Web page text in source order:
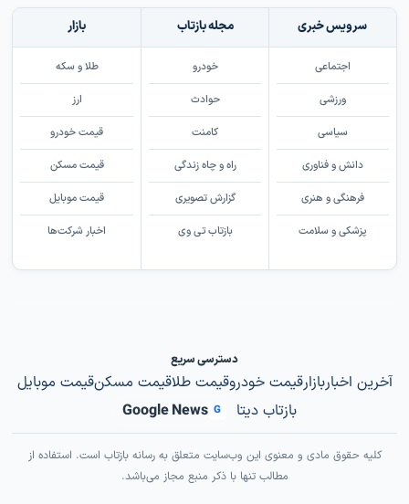
سرویس خبری
اجتماعی
ورزشی
سیاسی
دانش و فناوری
فرهنگی و هنری
پزشکی و سلامت
مجله بازتاب
خودرو
حوادث
کامنت
راه و چاه زندگی
گزارش تصویری
بازتاب تی وی
بازار
طلا و سکه
ارز
قیمت خودرو
قیمت مسکن
قیمت موبایل
اخبار شرکت‌ها
دسترسی سریع
آخرین اخباربازارقیمت خودروقیمت طلاقیمت مسکنقیمت موبایل
بازتاب دیتا
G
Google News
کلیه حقوق مادی و معنوی این وب‌سایت متعلق به رسانه بازتاب است. استفاده از
مطالب تنها با ذکر منبع مجاز می‌باشد.